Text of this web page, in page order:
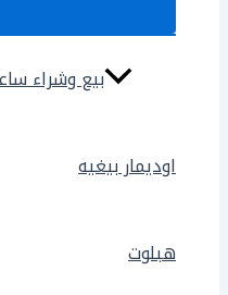
بيع وشراء
اوديمار بيغيه
هبلوت